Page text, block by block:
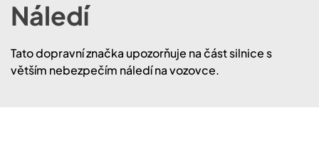
Náledí
Tato dopravní značka upozorňuje na část silnice s
větším nebezpečím náledí na vozovce.